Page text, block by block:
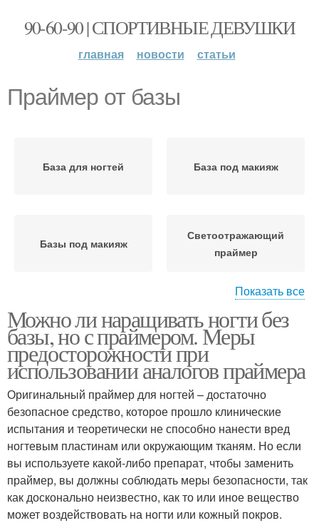
90-60-90 | СПОРТИВНЫЕ ДЕВУШКИ
главная новости статьи
Праймер от базы
База для ногтей База под макияж
Базы под макияж
Светоотражающий
праймер
Праймер для лица
Lumineuxсветоотражающий
праймер
Праймер под макияж Teintселиконовая база
Primerнежно-розовая
база
Базы для ногтей
Показать все
Можно ли наращивать ногти без
базы, но с праймером. Меры
предосторожности при
использовании аналогов праймера
Оригинальный праймер для ногтей – достаточно
безопасное средство, которое прошло клинические
испытания и теоретически не способно нанести вред
ногтевым пластинам или окружающим тканям. Но если
вы используете какой-либо препарат, чтобы заменить
праймер, вы должны соблюдать меры безопасности, так
как досконально неизвестно, как то или иное вещество
может воздействовать на ногти или кожный покров.